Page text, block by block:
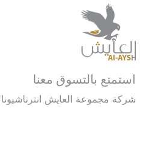
استمتع بالتسوق معنا
شركة مجموعة العايش